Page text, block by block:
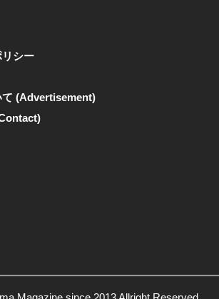
シー
て (Advertisement)